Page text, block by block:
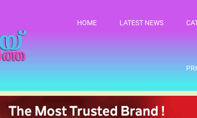
HOME LATEST NEWS